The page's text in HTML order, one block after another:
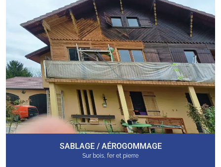
SABLAGE / AÉROGOMMAGE
Sur bois, fer et pierre